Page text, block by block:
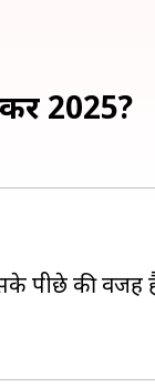
2025?
पीछे की